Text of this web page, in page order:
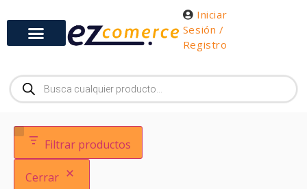
Iniciar
Sesión /
Registro
Filtrar productos
Cerrar